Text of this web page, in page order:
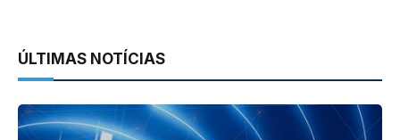
ÚLTIMAS NOTÍCIAS